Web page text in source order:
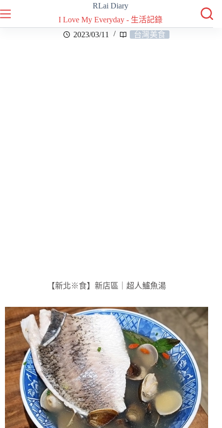
RLai Diary
I Love My Everyday - 生活記錄
2023/03/11
台灣美食
【新北※食】新店區｜超人鱸魚湯